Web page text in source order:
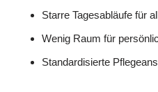
Starre Tagesabläufe für
Wenig Raum für
Standardisierte